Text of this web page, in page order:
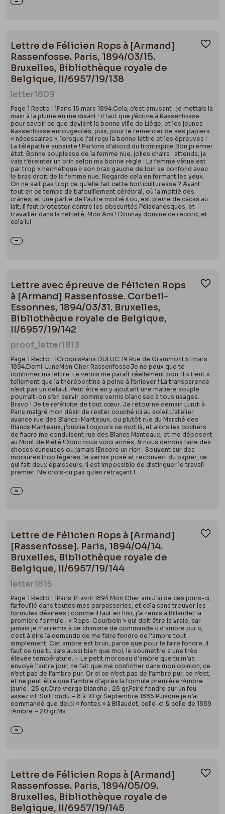
Lettre de Félicien Rops à [Armand]
Rassenfosse. Paris, 1894/03/15.
Bruxelles, Bibliothèque royale de
Belgique, II/6957/19/138
letter1809
Page 1 Recto : 1Paris 15 mars 1894.Cela, c’est amusant : je mettais la
main à la plume en me disant : il faut que j’écrive à Rassenfosse
pour savoir ce que devient la bonne ville de Liége, et les jeunes
Rassenfosse enrougeolés, puis, pour le remercier de ses papiers
« nécessaires », lorsque j’ai reçu la bonne lettre et les épreuves !
La télépathie subsiste ! Parlons d’abord du frontispice.Bon premier
état. Bonne souplesse de la femme nue, jolies chairs : attends, je
vais t’éreinter un brin selon ma bonne règle : La femme vêtue est
par trop « hermétique » son bras gauche de loin se confond avec
le bras droit de la femme nue. Regarde cela en fermant les yeux.
On ne sait pas trop ce qu’elle fait cette horticulturesse ? Avant
tout en ce temps de bafouillement cérébral, où la moitié des
crânes, et une partie de l’autre moitié itou, est pleine de cacas au
lait, il faut protester contre les obscurités Péladanesques, et
travailler dans la netteté, Mon Ami ! Donnay domine ce record, et
cela lui
Lettre avec épreuve de Félicien Rops
à [Armand] Rassenfosse. Corbeil-
Essonnes, 1894/03/31. Bruxelles,
Bibliothèque royale de Belgique,
II/6957/19/142
proof_letter1813
Page 1 Recto : 1CroquisParis DULUC 19 Rue de Grammont31 mars
1894.Demi-LuneMon Cher RassenfosseJe ne peux que te
confirmer ma lettre. Le vernis me paraît réellement bon. Il « tient »
tellement que la thérébentine a peine à l’enlever ! La transparence
n’est pas un défaut. Peut être en y ajoutant une matière souple
pourrait-on s’en servir comme vernis blanc sec à tous usages.
Bravo ! Je te refélicite de tout cœur. Je retourne demain Lundi à
Paris malgré mon désir de rester couché ici au soleil.L’atelier
avance rue des Blancs-Manteaux, ou plutôt rue du Marché des
Blancs Manteaux, j’oublie toujours ce mot là, et alors les cochers
de fiacre me conduisent rue des Blancs Manteaux, et me déposent
au Mont de Piété !Donc nous voici armés, & nous devons faire des
choses curieuses ou jamais !Encore un rien : Souvent sur des
morsures trop légères, le vernis posé et recouvert du papier, ce
qui fait deux épaisseurs, il est impossible de distinguer le travail
premier. Ne crois-tu pas qu’en retraçant l
Lettre de Félicien Rops à [Armand]
[Rassenfosse]. Paris, 1894/04/14.
Bruxelles, Bibliothèque royale de
Belgique, II/6957/19/144
letter1815
Page 1 Recto : 1Paris 14 avril 1894.Mon Cher amiJ’ai de ces jours-ci,
farfouillé dans toutes mes parpasseries, et cela sans trouver les
formules désirées ; comme il faut en finir, j’ai remis à Billaudet la
première formule : « Rops-Courboin » qui doit être la vraie, car
jamais je n’ai remis à ce chimiste de commande « d’ambre pur »,
c'est à dire la demande de me faire fondre de l’ambre tout
simplement. Cet ambre est brun, parce que pour le faire fondre, il
faut ce que tu sais aussi bien que moi, le soumettre a une très
élevée température. – Le petit morceau d’ambre que tu m’as
envoyé l’autre jour, ne fait que me confirmer dans mon opinion, ce
n’est pas de l’ambre pur. Or si ce n’est pas de l’ambre pur, ce n’est,
et ne peut être que l’ambre d’après la formule première :Ambre
jaune : 25 gr.Cire vierge blanche : 25 gr.Faire fondre sur un feu
assez vif :Suif fondu – 8 à 10 gr.Septembre 1885.Puisque je n’ai
commandé que deux « fontes » à Billaudet, celle-ci & celle de 1889
:Ambre – 20 gr.Ma
Lettre de Félicien Rops à [Armand]
Rassenfosse. Paris, 1894/05/09.
Bruxelles, Bibliothèque royale de
Belgique, II/6957/19/145